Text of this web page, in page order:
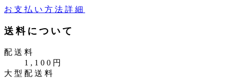
お支払い方法詳細
送料について
配送料
1,100円
大型配送料